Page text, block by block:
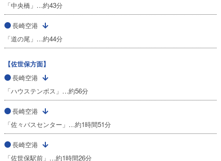
「中央橋」…約43分
長崎空港
「道の尾」…約44分
【佐世保方面】
長崎空港
「ハウステンボス」…約56分
長崎空港
「佐々バスセンター」…約1時間51分
長崎空港
「佐世保駅前」…約1時間26分